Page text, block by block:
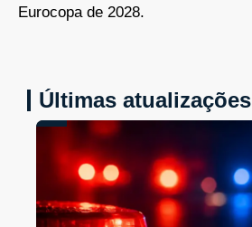
Eurocopa de 2028.
Últimas atualizações